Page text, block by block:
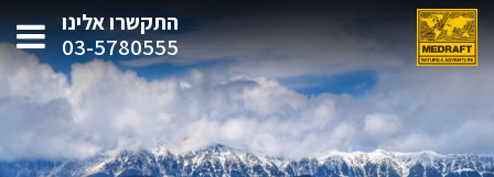
התקשרו אלינו
03-5780555